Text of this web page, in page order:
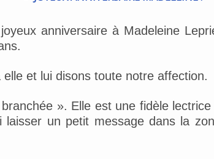
anniversaire à Madeleine
et lui disons toute notre affection.
». Elle est une fidèle
laisser un petit message dans la